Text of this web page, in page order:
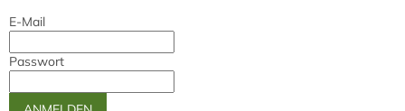
E-Mail
Passwort